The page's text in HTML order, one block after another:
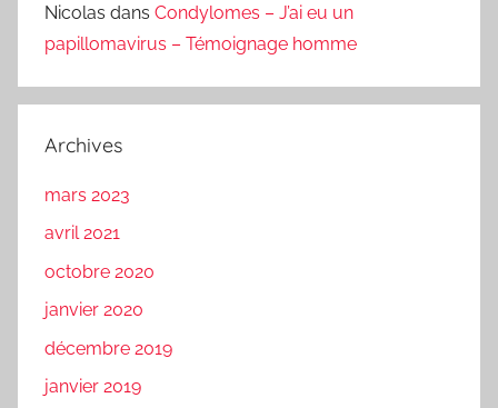
Nicolas dans Condylomes – J’ai eu un
papillomavirus – Témoignage homme
Archives
mars 2023
avril 2021
octobre 2020
janvier 2020
décembre 2019
janvier 2019